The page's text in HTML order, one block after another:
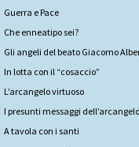
Guerra e Pace
Che enneatipo sei?
Gli angeli del beato Giacomo
In lotta con il “cosaccio”
L’arcangelo virtuoso
I presunti messaggi
A tavola con i santi